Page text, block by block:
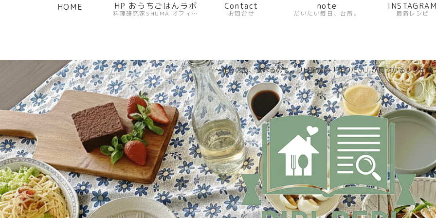
〜作るのも、食べるのも。リピ確定の「作りたい」が見つかるレシピ帖
HOME HP おうちごはんラボ
料理研究家SHUMA オフィシャルサイト
Contact
お問合せ
note
だいたい毎日、台所。 最新レシピ